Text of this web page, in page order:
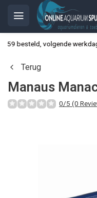
besteld, volgende
Terug
Manaus
0/5 (0